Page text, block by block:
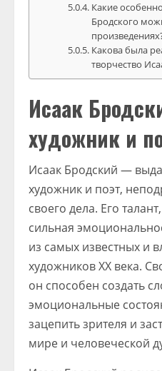
Какие
Бродского
Какова была
творчество
Исаак
художник и
Исаак Бродский —
художник и поэт,
своего дела. Его
сильная
из самых известных и
художников XX века.
он способен создать
эмоциональные
зацепить зрителя и
мире и человеческой